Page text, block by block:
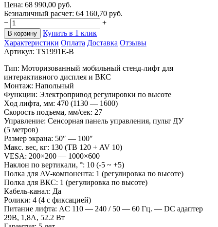
Цена: 68 990,00 руб.
Безналичный расчет: 64 160,70 руб.
−
+
В корзину
Купить в 1 клик
Характеристики Оплата Доставка Отзывы
Артикул: TS1991E-B
Тип: Моторизованный мобильный стенд-лифт для
интерактивного дисплея и ВКС
Монтаж: Напольный
Функции: Электропривод регулировки по высоте
Xод лифта, мм: 470 (1130 — 1600)
Скорость подъема, мм/сек: 27
Управление: Сенсорная панель управления, пульт ДУ
(5 метров)
Размер экрана: 50″ — 100″
Макс. вес, кг: 130 (ТВ 120 + AV 10)
VESA: 200×200 — 1000×600
Наклон по вертикали, °: 10 (-5 ~ +5)
Полка для AV-компонента: 1 (регулировка по высоте)
Полка для ВКС: 1 (регулировка по высоте)
Кабель-канал: Да
Ролики: 4 (4 c фиксацией)
Питание лифта: AC 110 — 240 / 50 — 60 Гц. — DC адаптер
29В, 1,8A, 52.2 Вт